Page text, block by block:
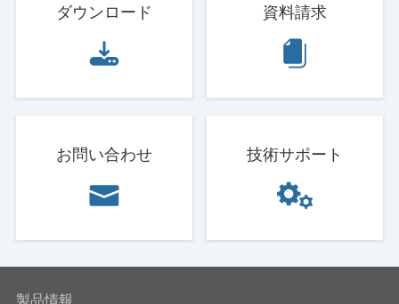
ダウンロード 資料請求
お問い合わせ 技術サポート
製品情報